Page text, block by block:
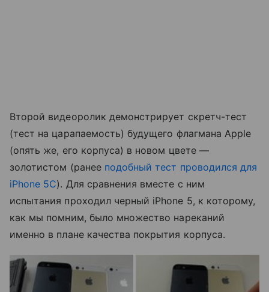
Второй видеоролик демонстрирует скретч-тест
(тест на царапаемость) будущего флагмана Apple
(опять же, его корпуса) в новом цвете —
золотистом (ранее подобный тест проводился для
iPhone 5C). Для сравнения вместе с ним
испытания проходил черный iPhone 5, к которому,
как мы помним, было множество нареканий
именно в плане качества покрытия корпуса.